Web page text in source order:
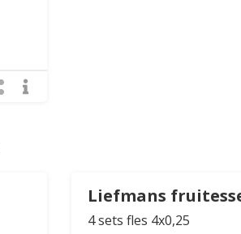
Liefmans
4 sets fles 4x0,25